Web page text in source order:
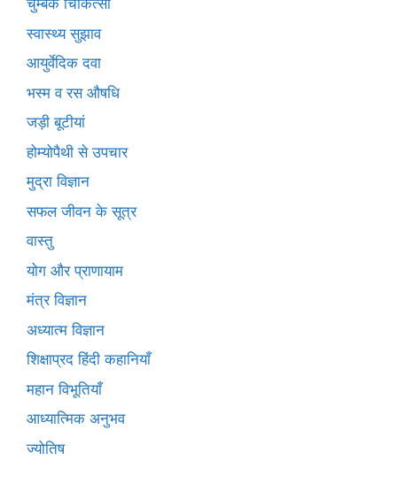
चुम्बक चिकित्सा
स्वास्थ्य सुझाव
आयुर्वेदिक दवा
भस्म व रस औषधि
जड़ी बूटीयां
होम्योपैथी से उपचार
मुद्रा विज्ञान
सफल जीवन के सूत्र
वास्तु
योग और प्राणायाम
मंत्र विज्ञान
अध्यात्म विज्ञान
शिक्षाप्रद हिंदी कहानियाँ
महान विभूतियाँ
आध्यात्मिक अनुभव
ज्योतिष